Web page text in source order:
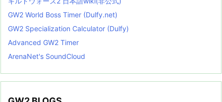
GW2 World Boss Timer (Dulfy.net)
GW2 Specialization Calculator (Dulfy)
Advanced GW2 Timer
ArenaNet's SoundCloud